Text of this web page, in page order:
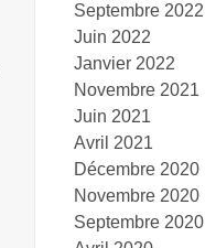
Septembre 2022
Juin 2022
Janvier 2022
Novembre 2021
Juin 2021
Avril 2021
Décembre 2020
Novembre 2020
Septembre 2020